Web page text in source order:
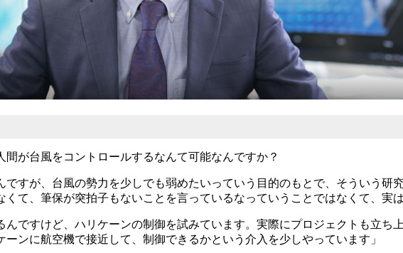
が台風をコントロールするなんて可能なんですか？
ですが、台風の勢力を少しでも弱めたいっていう目的のもとで、そういう
て、筆保が突拍子もないことを言っているなっていうことではなくて、実
ですけど、ハリケーンの制御を試みています。実際にプロジェクトも立ち
ンに航空機で接近して、制御できるかという介入を少しやっています」